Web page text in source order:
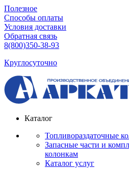
Полезное
Способы оплаты
Условия доставки
Обратная связь
8(800)350-38-93
Круглосуточно
Каталог
Топливораздаточные
Запасные части и
колонкам
Каталог услуг